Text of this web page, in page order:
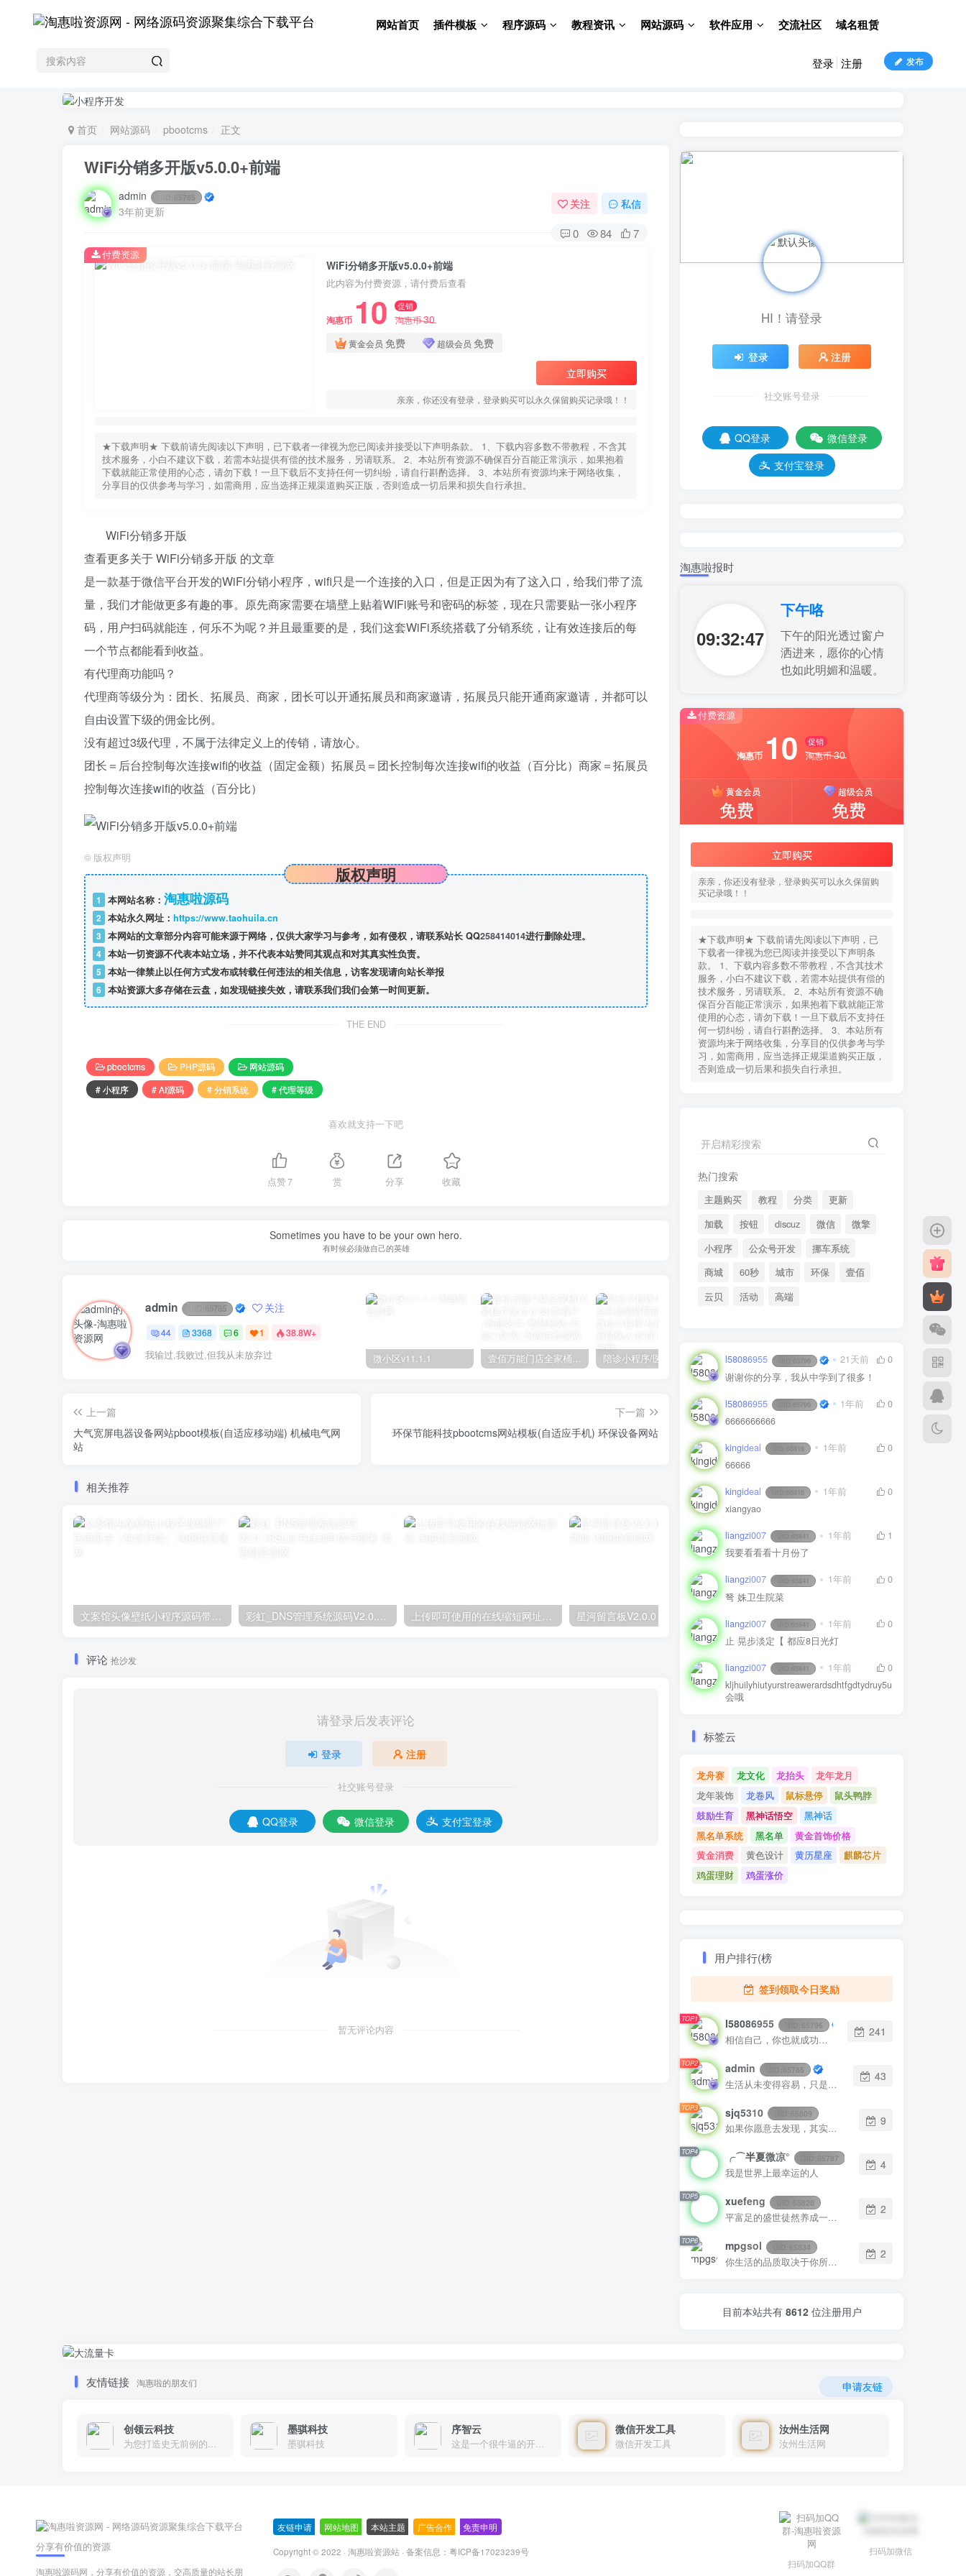
网站首页 插件模板 程序源码 教程资讯 网站源码 软件应用 交流社区 域名租赁
发布
登录 注册
首页 网站源码 pbootcms 正文
WiFi分销多开版v5.0.0+前端
admin 65785
3年前更新
关注 私信
0 84 7
WiFi分销多开版v5.0.0+前端
此内容为付费资源，请付费后查看
淘惠币 10 促销
淘惠币30
黄金会员 免费 超级会员 免费
立即购买
亲亲，你还没有登录，登录购买可以永久保留购买记录哦！！
★下载声明★ 下载前请先阅读以下声明，已下载者一律视为您已阅读并接受以下声明条款。 1、下载内容多数不带教程，不含其
技术服务，小白不建议下载，若需本站提供有偿的技术服务，另请联系。 2、本站所有资源不确保百分百能正常演示，如果抱着
下载就能正常使用的心态，请勿下载！一旦下载后不支持任何一切纠纷，请自行斟酌选择。 3、本站所有资源均来于网络收集，
分享目的仅供参考与学习，如需商用，应当选择正规渠道购买正版，否则造成一切后果和损失自行承担。
付费资源
WiFi分销多开版
查看更多关于 WiFi分销多开版 的文章
是一款基于微信平台开发的WiFi分销小程序，wifi只是一个连接的入口，但是正因为有了这入口，给我们带了流
量，我们才能做更多有趣的事。原先商家需要在墙壁上贴着WIFi账号和密码的标签，现在只需要贴一张小程序
码，用户扫码就能连，何乐不为呢？并且最重要的是，我们这套WiFi系统搭载了分销系统，让有效连接后的每
一个节点都能看到收益。
有代理商功能吗？
代理商等级分为：团长、拓展员、商家，团长可以开通拓展员和商家邀请，拓展员只能开通商家邀请，并都可以
自由设置下级的佣金比例。
没有超过3级代理，不属于法律定义上的传销，请放心。
团长＝后台控制每次连接wifi的收益（固定金额）拓展员＝团长控制每次连接wifi的收益（百分比）商家＝拓展员
控制每次连接wifi的收益（百分比）
© 版权声明
版权声明
1 本网站名称： 淘惠啦源码
2 本站永久网址： https://www.taohuila.cn
3 本网站的文章部分内容可能来源于网络，仅供大家学习与参考，如有侵权，请联系站长 QQ258414014进行删除处理。
4 本站一切资源不代表本站立场，并不代表本站赞同其观点和对其真实性负责。
5 本站一律禁止以任何方式发布或转载任何违法的相关信息，访客发现请向站长举报
6 本站资源大多存储在云盘，如发现链接失效，请联系我们我们会第一时间更新。
THE END
pbootcms PHP源码
网站源码
# 小程序
# AI源码 # 分销系统 # 代理等级
喜欢就支持一下吧
点赞7 赏 分享 收藏
Sometimes you have to be your own hero.
有时候必须做自己的英雄
admin 65785 关注
44 3368 6 1 38.8W+
我输过,我败过,但我从未放弃过 微小区v11.1.1 陪诊小程序/医院陪诊/全开源嘀嗒陪诊源码/原生微信小程序/代排队取药/照顾病人/护理 啦啦外卖v45.9至尊稳定运营独立版+App+小程序前端（头像&定位修复版）
上一篇
大气宽屏电器设备网站pboot模板(自适应移动端) 机械电气网
站
下一篇
环保节能科技pbootcms网站模板(自适应手机) 环保设备网站
相关推荐
星河留言板V2.0.0 全新超多给力功能
评论 抢沙发
请登录后发表评论
登录 注册
社交账号登录
QQ登录 微信登录 支付宝登录
暂无评论内容
HI！请登录
登录 注册
社交账号登录
QQ登录
微信登录
支付宝登录
淘惠啦报时
09:32:48
下午咯
下午的阳光透过窗户
洒进来，愿你的心情
也如此明媚和温暖。
付费资源
淘惠币 10 促销
淘惠币30
黄金会员
免费
超级会员
免费
立即购买
亲亲，你还没有登录，登录购买可以永久保留购
买记录哦！！
★下载声明★ 下载前请先阅读以下声明，已
下载者一律视为您已阅读并接受以下声明条
款。 1、下载内容多数不带教程，不含其技术
服务，小白不建议下载，若需本站提供有偿的
技术服务，另请联系。 2、本站所有资源不确
保百分百能正常演示，如果抱着下载就能正常
使用的心态，请勿下载！一旦下载后不支持任
何一切纠纷，请自行斟酌选择。 3、本站所有
资源均来于网络收集，分享目的仅供参考与学
习，如需商用，应当选择正规渠道购买正版，
否则造成一切后果和损失自行承担。
开启精彩搜索
热门搜索
主题购买 教程 分类
更新
加载
按钮 discuz 微信
微擎
小程序
公众号开发
挪车系统
商城
60秒 城市 环保
壹佰
云贝
活动 高端
l58086955 65796 21天前
0
谢谢你的分享，我从中学到了很多！
l58086955 65796 1年前
0
6666666666
kingideal 65816 1年前
0
66666
kingideal 65816 1年前
0
xiangyao
liangzi007 65841 1年前
1
我要看看看十月份了
liangzi007 65841 1年前
0
弩 姝卫生院菜
liangzi007 65841 1年前
0
止 晃步淡定【 都应8日光灯
liangzi007 65841 1年前
0
kljhuilyhiutyurstreawerardsdhtfgdtydruy5u
会哦
标签云
龙舟赛 龙文化 龙抬头
龙年龙月
龙年装饰
龙卷风 鼠标悬停
鼠头鸭脖
鼓励生育
黑神话悟空
黑神话
黑名单系统
黑名单
黄金首饰价格
黄金消费
黄色设计 黄历星座
麒麟芯片
鸡蛋理财
鸡蛋涨价
用户排行(榜
签到领取今日奖励
TOP1 l58086955 65796
相信自己，你也就成功了一半
241
TOP2 admin 65785
生活从未变得容易，只是我们变得更加坚强
43
TOP3 sjq5310 65809
如果你愿意去发现，其实每一天都很美
9
TOP4 ╭⌒半夏微凉° 65787
我是世界上最幸运的人
4
TOP5 xuefeng 65828
平富足的盛世徒然养成一批懦夫，困苦永远是坚强之母
2
TOP6 mpgsol 65834
你生活的品质取决于你所提出的问题
2
目前本站共有 8612位注册用户
友情链接 淘惠啦的朋友们 申请友链
创领云科技
为您打造史无前例的应用产品带您认识新时代产品的创新
墨骐科技
墨骐科技
序智云
这是一个很牛逼的开发者，要开发找他准行！
微信开发工具
微信开发工具
汝州生活网
汝州生活网
分享有价值的资源
淘惠啦源码网，分享有价值的资源，交高质量的站长朋
友链申请 网站地图 本站主题 广告合作 免责申明
Copyright © 2022 · 淘惠啦资源站 · 备案信息： 粤ICP备17023239号
扫码加QQ群
扫码加微信